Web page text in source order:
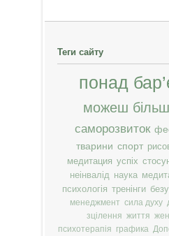
Теги сайту
понад
можеш
саморозвиток
тварини спорт
медитация успіх
неінвалід наука
психологія тренінги
менеджмент сила духу
зцілення життя
психотерапія графика